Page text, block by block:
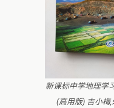
新课标中学地理学
(高用版) 吉小梅